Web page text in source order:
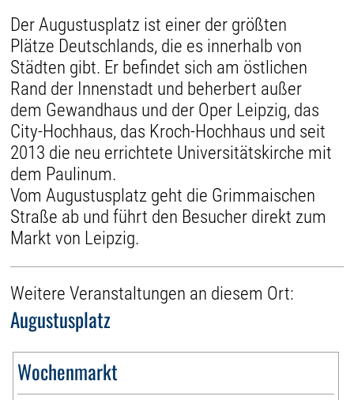
Der Augustusplatz ist einer der größten
Plätze Deutschlands, die es innerhalb von
Städten gibt. Er befindet sich am östlichen
Rand der Innenstadt und beherbert außer
dem Gewandhaus und der Oper Leipzig, das
City-Hochhaus, das Kroch-Hochhaus und seit
2013 die neu errichtete Universitätskirche mit
dem Paulinum.
Vom Augustusplatz geht die Grimmaischen
Straße ab und führt den Besucher direkt zum
Markt von Leipzig.
Weitere Veranstaltungen an diesem Ort:
Augustusplatz
Wochenmarkt